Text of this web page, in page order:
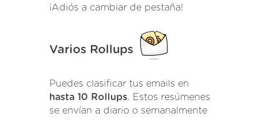
¡Adiós a cambiar de pestaña!
Varios Rollups
Puedes clasificar tus emails en
hasta 10 Rollups. Estos resúmenes
se envían a diario o semanalmente